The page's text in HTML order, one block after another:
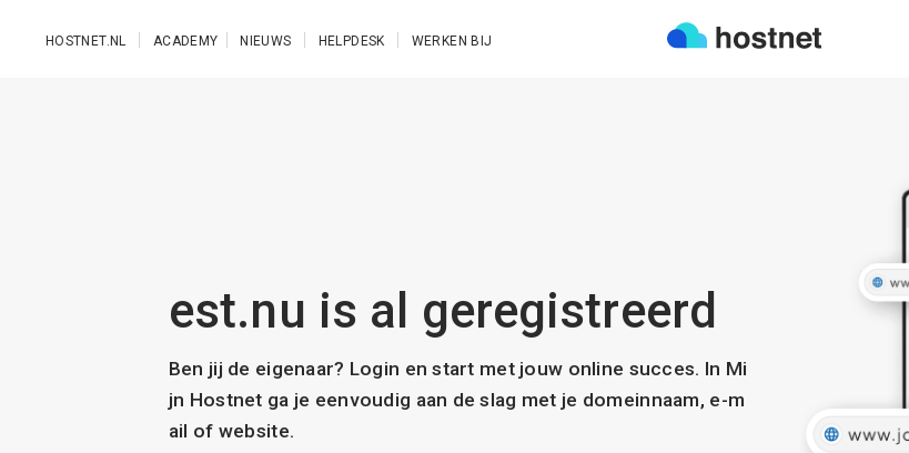
HOSTNET.NL ACADEMY NIEUWS HELPDESK WERKEN BIJ
est.nu is al geregistreerd
Ben jij de eigenaar? Login en start met jouw online succes. In Mi
jn Hostnet ga je eenvoudig aan de slag met je domeinnaam, e-m
ail of website.